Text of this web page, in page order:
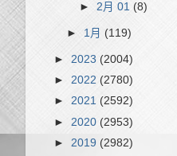
►2月 01(8)
► 1月(119)
► 2023 (2004)
► 2022 (2780)
► 2021 (2592)
► 2020 (2953)
► 2019 (2982)